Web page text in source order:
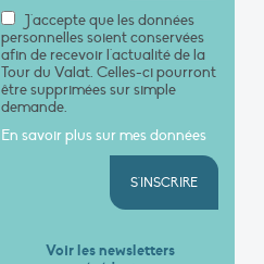
J'accepte que les données
personnelles soient conservées
afin de recevoir l'actualité de la
Tour du Valat. Celles-ci pourront
être supprimées sur simple
demande.
En savoir plus sur mes données
S'INSCRIRE
Voir les newsletters